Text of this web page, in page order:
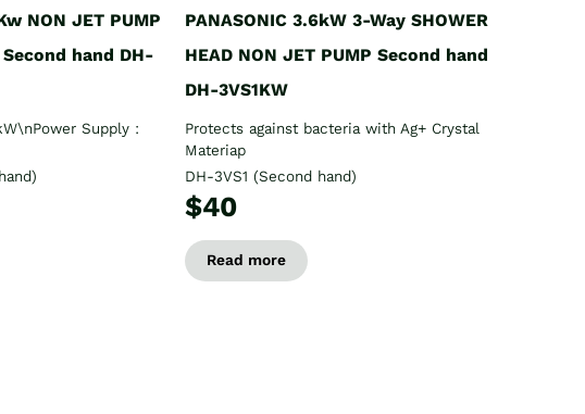
NON JET PUMP
Second hand DH-
Supply :
PANASONIC 3.6kW 3-Way SHOWER
HEAD NON JET PUMP Second hand
DH-3VS1KW
Protects against bacteria with Ag+ Crystal
Materiap
DH-3VS1 (Second hand)
$40
Read more